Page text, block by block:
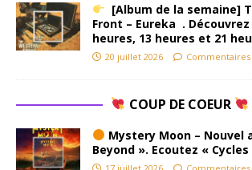
[Album de la semaine]
Front – Eureka .
heures, 13 heures et 21
20 juillet 2026
COUP DE COEUR
Mystery Moon – Nouvel
Beyond ». Ecoutez «